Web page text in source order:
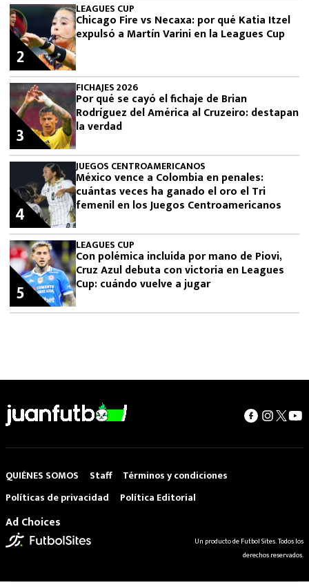
LEAGUES CUP
Chicago Fire vs Necaxa: por qué Katia Itzel
expulsó a Martín Varini en la Leagues Cup
2
FICHAJES 2026
Por qué se cayó el fichaje de Brian
Rodríguez del América al Cruzeiro: destapan
la verdad
3
JUEGOS CENTROAMERICANOS
México vence a Colombia en penales:
cuántas veces ha ganado el oro el Tri
femenil en los Juegos Centroamericanos
4
LEAGUES CUP
Con polémica incluida por mano de Piovi,
Cruz Azul debuta con victoria en Leagues
Cup: cuándo vuelve a jugar
5
QUIÉNES SOMOS Staff
Términos y condiciones
Políticas de privacidad
Política Editorial
Ad Choices
Un producto de Futbol Sites. Todos los
derechos reservados.